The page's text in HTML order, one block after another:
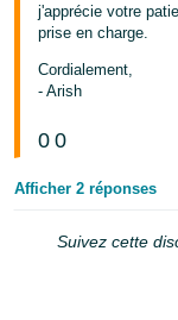
j'apprécie votre
prise en charge.
Cordialement,
- Arish
0 0
Afficher 2 réponses
Suivez cette